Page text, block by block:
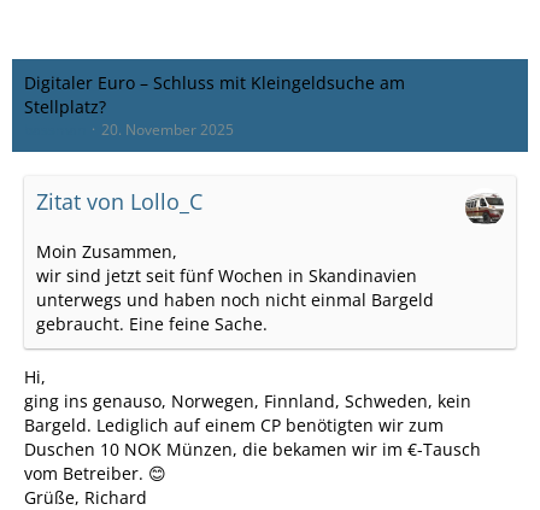
Digitaler Euro – Schluss mit Kleingeldsuche am
Stellplatz?
20. November 2025
Zitat von Lollo_C
Moin Zusammen,
wir sind jetzt seit fünf Wochen in Skandinavien
unterwegs und haben noch nicht einmal Bargeld
gebraucht. Eine feine Sache.
Hi,
ging ins genauso, Norwegen, Finnland, Schweden, kein
Bargeld. Lediglich auf einem CP benötigten wir zum
Duschen 10 NOK Münzen, die bekamen wir im €-Tausch
vom Betreiber. 😊
Grüße, Richard